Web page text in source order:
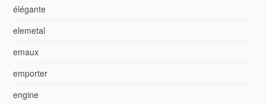
élégante
elemetal
emaux
emporter
engine